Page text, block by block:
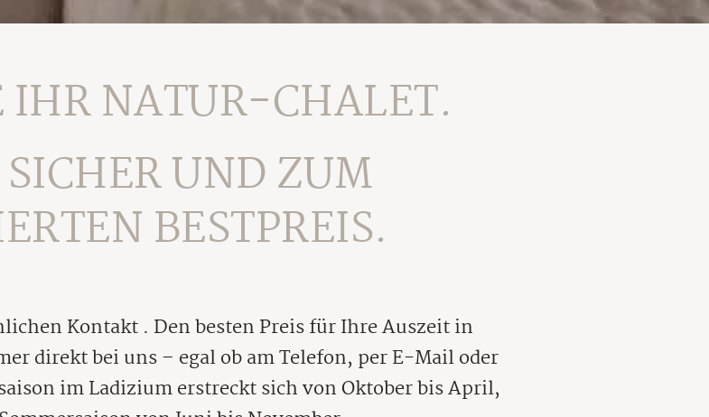
IHR NATUR-CHALET.
UND ZUM
BESTPREIS.
Kontakt . Den besten Preis für Ihre Auszeit in
direkt bei uns – egal ob am Telefon, per E-Mail oder
im Ladizium erstreckt sich von Oktober bis April,